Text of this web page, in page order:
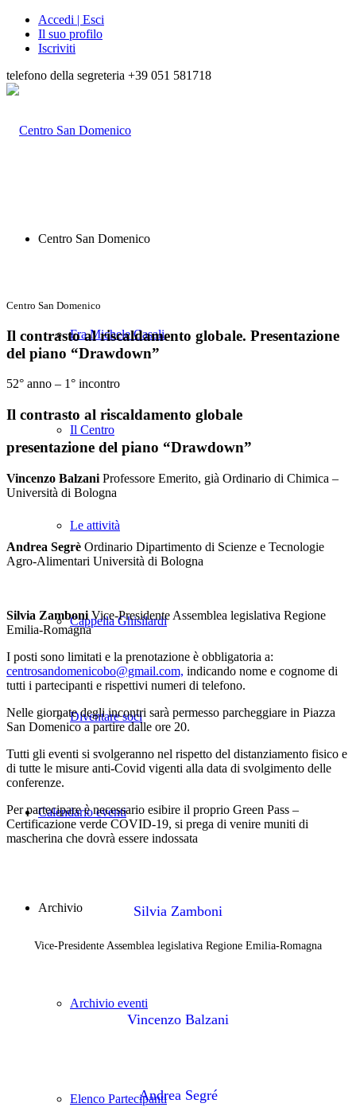
Accedi | Esci
Il suo profilo
Iscriviti
telefono della segreteria +39 051 581718
Centro San Domenico
Fra Michele Casali
Il Centro
Le attività
Cappella Ghisilardi
Diventare soci
Calendario eventi
Archivio
Archivio eventi
Elenco Partecipanti
Centro San Domenico
Il contrasto al riscaldamento globale. Presentazione
del piano “Drawdown”
52° anno – 1° incontro
Il contrasto al riscaldamento globale
presentazione del piano “Drawdown”
Vincenzo Balzani Professore Emerito, già Ordinario di Chimica –
Università di Bologna
Andrea Segrè Ordinario Dipartimento di Scienze e Tecnologie
Agro-Alimentari Università di Bologna
Silvia Zamboni Vice-Presidente Assemblea legislativa Regione
Emilia-Romagna
I posti sono limitati e la prenotazione è obbligatoria a:
centrosandomenicobo@gmail.com, indicando nome e cognome di
tutti i partecipanti e rispettivi numeri di telefono.
Nelle giornate degli incontri sarà permesso parcheggiare in Piazza
San Domenico a partire dalle ore 20.
Tutti gli eventi si svolgeranno nel rispetto del distanziamento fisico e
di tutte le misure anti-Covid vigenti alla data di svolgimento delle
conferenze.
Per partecipare è necessario esibire il proprio Green Pass –
Certificazione verde COVID-19, si prega di venire muniti di
mascherina che dovrà essere indossata
Silvia Zamboni
Vice-Presidente Assemblea legislativa Regione Emilia-Romagna
Vincenzo Balzani
Andrea Segré